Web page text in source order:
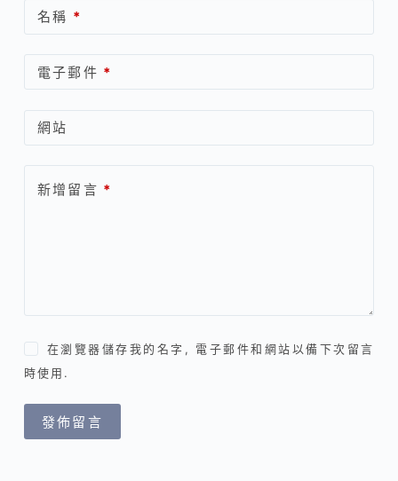
名稱 *
電子郵件 *
網站
新增留言 *
在瀏覽器儲存我的名字, 電子郵件和網站以備下次留言
時使用.
發佈留言